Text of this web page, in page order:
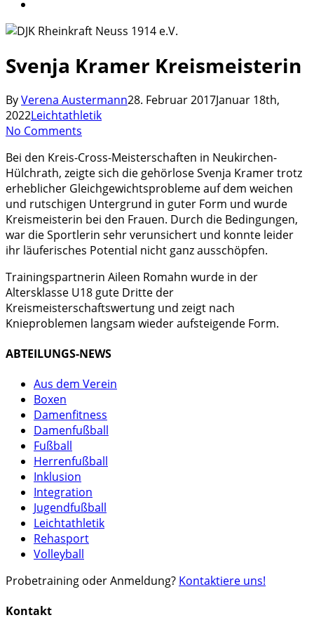
Svenja Kramer Kreismeisterin
ByVerena Austermann28. Februar 2017Januar 18th,
2022Leichtathletik
No Comments
Bei den Kreis-Cross-Meisterschaften in Neukirchen-
Hülchrath, zeigte sich die gehörlose Svenja Kramer trotz
erheblicher Gleichgewichtsprobleme auf dem weichen
und rutschigen Untergrund in guter Form und wurde
Kreismeisterin bei den Frauen. Durch die Bedingungen,
war die Sportlerin sehr verunsichert und konnte leider
ihr läuferisches Potential nicht ganz ausschöpfen.
Trainingspartnerin Aileen Romahn wurde in der
Altersklasse U18 gute Dritte der
Kreismeisterschaftswertung und zeigt nach
Knieproblemen langsam wieder aufsteigende Form.
ABTEILUNGS-NEWS
Aus dem Verein
Boxen
Damenfitness
Damenfußball
Fußball
Herrenfußball
Inklusion
Integration
Jugendfußball
Leichtathletik
Rehasport
Volleyball
Probetraining oder Anmeldung? Kontaktiere uns!
Kontakt